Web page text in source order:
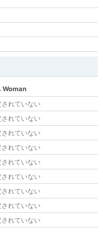
Woman
されていない
されていない
されていない
されていない
されていない
されていない
されていない
されていない
されていない